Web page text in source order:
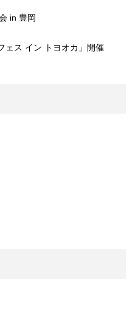
in 豊岡
ェス イン トヨオカ」開催